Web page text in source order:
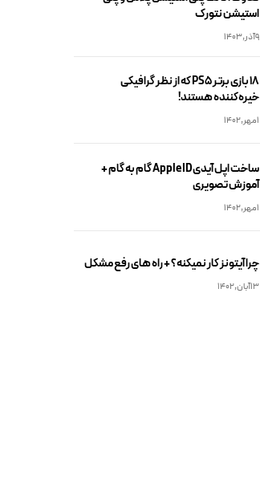
استیشن نتورک
9آذر,1403
18 بازی برتر PS5 که از نظر گرافیکی
خیره‌کننده هستند!
1مهر,1402
ساخت اپل آیدیApple ID گام به گام +
آموزش تصویری
1مهر,1402
چرا آیتونز کار نمیکنه؟ + راه های رفع مشکل
13آبان,1402